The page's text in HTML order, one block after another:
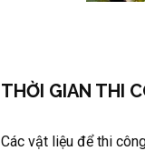
THỜI GIAN THI
Các vật liệu để thi